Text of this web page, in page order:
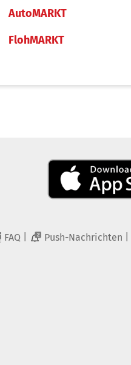
AutoMARKT
FlohMARKT
FAQ 2 Push-Nachrichten